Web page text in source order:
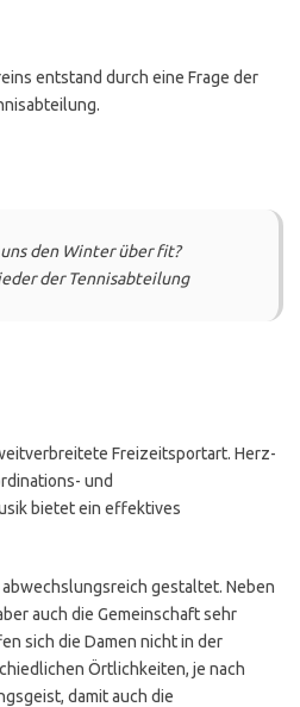
entstand durch eine Frage der
den Winter über fit?
der Tennisabteilung
Freizeitsportart. Herz-
und
bietet ein effektives
gestaltet. Neben
auch die Gemeinschaft sehr
sich die Damen nicht in der
Örtlichkeiten, je nach
damit auch die